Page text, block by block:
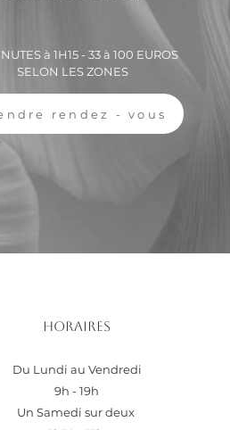
à 1H15 - 33 à 100 EUROS
SELON LES ZONES
rendez - vous
Horaires
Du Lundi au Vendredi
9h - 19h
Un Samedi sur deux